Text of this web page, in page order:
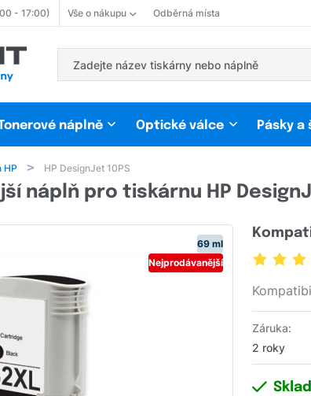
- 17:00) Vše o nákupu Odběrná místa
náplně Optické válce Pásky
HP HP DesignJet 10PS
náplň pro tiskárnu HP
69 ml
Nejprodávanější
Záruka:
2 roky